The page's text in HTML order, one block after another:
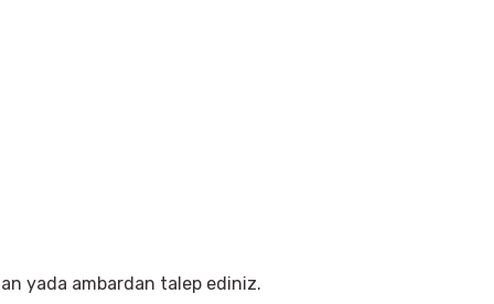
yada ambardan talep ediniz.